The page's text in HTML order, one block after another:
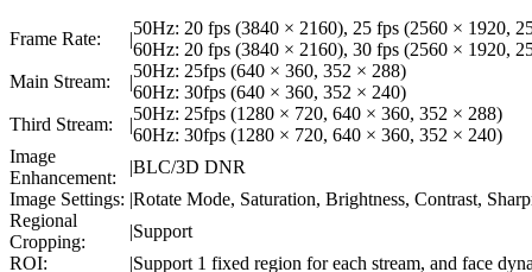
Frame Rate: |
50Hz: 20 fps (3840 × 2160), 25 fps (2560 × 1920,
60Hz: 20 fps (3840 × 2160), 30 fps (2560 × 1920,
Main Stream:
|
50Hz: 25fps (640 × 360, 352 × 288)
60Hz: 30fps (640 × 360, 352 × 240)
Third Stream:
|
50Hz: 25fps (1280 × 720, 640 × 360, 352 × 288)
60Hz: 30fps (1280 × 720, 640 × 360, 352 × 240)
Image
Enhancement:
|BLC/3D DNR
Image Settings: |Rotate Mode, Saturation, Brightness, Contrast,
Regional
Cropping:
|Support
ROI:
|Support 1 fixed region for each stream, and face